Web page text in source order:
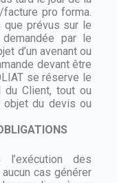
pro forma.
que prévus sur le
par le
d’un avenant ou
devant être
se réserve le
du Client, tout ou
du devis ou
des
cas générer